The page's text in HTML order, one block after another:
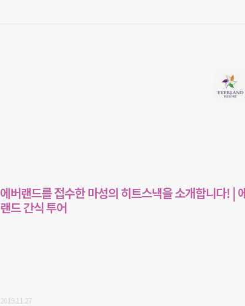
에버랜드를 접수한 마성의 히트스낵을 소개합니다! |
랜드 간식 투어
2019.11.27